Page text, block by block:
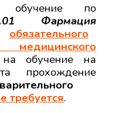
по
Фармация
обязательного
обучение на
прохождение
требуется.